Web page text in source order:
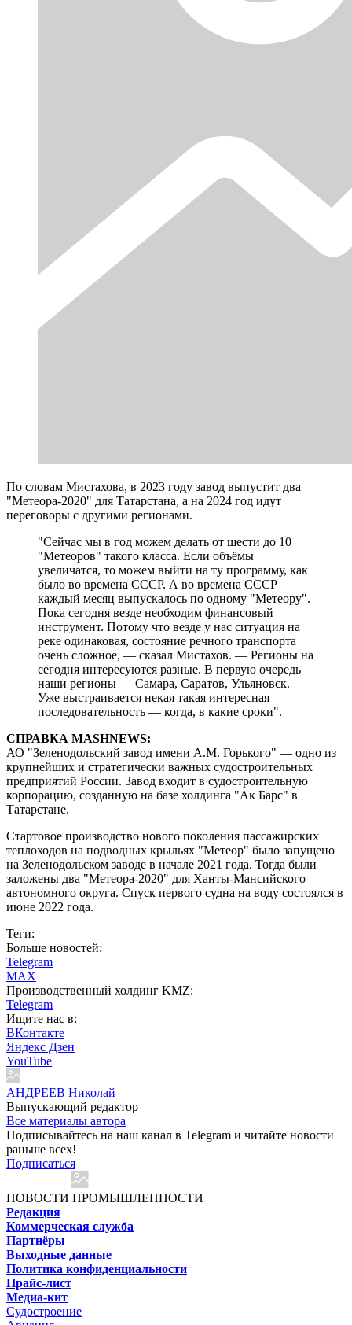
По словам Мистахова, в 2023 году завод выпустит два
"Метеора-2020" для Татарстана, а на 2024 год идут
переговоры с другими регионами.
"Сейчас мы в год можем делать от шести до 10
"Метеоров" такого класса. Если объёмы
увеличатся, то можем выйти на ту программу, как
было во времена СССР. А во времена СССР
каждый месяц выпускалось по одному "Метеору".
Пока сегодня везде необходим финансовый
инструмент. Потому что везде у нас ситуация на
реке одинаковая, состояние речного транспорта
очень сложное, — сказал Мистахов. — Регионы на
сегодня интересуются разные. В первую очередь
наши регионы — Самара, Саратов, Ульяновск.
Уже выстраивается некая такая интересная
последовательность — когда, в какие сроки".
СПРАВКА MASHNEWS:
АО "Зеленодольский завод имени A.M. Горького" — одно из
крупнейших и стратегически важных судостроительных
предприятий России. Завод входит в судостроительную
корпорацию, созданную на базе холдинга "Ак Барс" в
Татарстане.
Стартовое производство нового поколения пассажирских
теплоходов на подводных крыльях "Метеор" было запущено
на Зеленодольском заводе в начале 2021 года. Тогда были
заложены два "Метеора-2020" для Ханты-Мансийского
автономного округа. Спуск первого судна на воду состоялся в
июне 2022 года.
Теги:
Больше новостей:
Telegram
MAX
Производственный холдинг KMZ:
Telegram
Ищите нас в:
ВКонтакте
Яндекс Дзен
YouTube
АНДРЕЕВ Николай
Выпускающий редактор
Все материалы автора
Подписывайтесь на наш канал в Telegram и читайте новости
раньше всех!
Подписаться
НОВОСТИ ПРОМЫШЛЕННОСТИ
Редакция
Коммерческая служба
Партнёры
Выходные данные
Политика конфиденциальности
Прайс-лист
Медиа-кит
Судостроение